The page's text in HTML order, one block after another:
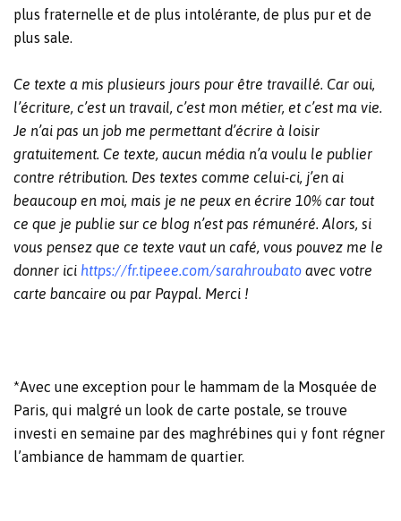
plus fraternelle et de plus intolérante, de plus pur et de
plus sale.
Ce texte a mis plusieurs jours pour être travaillé. Car oui,
l’écriture, c’est un travail, c’est mon métier, et c’est ma vie.
Je n’ai pas un job me permettant d’écrire à loisir
gratuitement. Ce texte, aucun média n’a voulu le publier
contre rétribution. Des textes comme celui-ci, j’en ai
beaucoup en moi, mais je ne peux en écrire 10% car tout
ce que je publie sur ce blog n’est pas rémunéré. Alors, si
vous pensez que ce texte vaut un café, vous pouvez me le
donner ici https://fr.tipeee.com/sarahroubato avec votre
carte bancaire ou par Paypal. Merci !
*Avec une exception pour le hammam de la Mosquée de
Paris, qui malgré un look de carte postale, se trouve
investi en semaine par des maghrébines qui y font régner
l’ambiance de hammam de quartier.